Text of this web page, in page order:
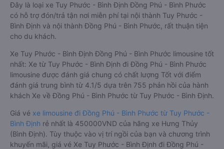
Đây là loại xe Tuy Phước - Bình Định Đồng Phú - Bình Phước
có hỗ trợ đón/trả tận nơi miễn phí tại nội thành Tuy Phước -
Bình Định và nội thành Đồng Phú - Bình Phước, rất thuận tiện
cho du khách.
Xe Tuy Phước - Bình Định Đồng Phú - Bình Phước limousine tốt
nhất: Xe từ Tuy Phước - Bình Định đi Đồng Phú - Bình Phước
limousine được đánh giá chung có chất lượng Tốt với điểm
đánh giá trung bình từ 4.1/5 dựa trên 755 phản hồi của hành
khách Xe về Đồng Phú - Bình Phước từ Tuy Phước - Bình Định.
Giá vé xe limousine đi Đồng Phú - Bình Phước từ Tuy Phước -
Bình Định rẻ nhất là 450000VND của hãng xe Hưng Thủy
(Bình Định). Tùy thuộc vào vị trí ngồi của bạn và chương trình
khuyến mãi, giá vé Xe Tuy Phước - Bình Định đi Đồng Phú -